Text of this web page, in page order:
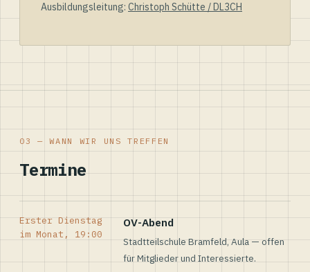
Ausbildungsleitung: Christoph Schütte / DL3CH
03 — WANN WIR UNS TREFFEN
Termine
Erster Dienstag
im Monat, 19:00
OV-Abend
Stadtteilschule Bramfeld, Aula — offen
für Mitglieder und Interessierte.